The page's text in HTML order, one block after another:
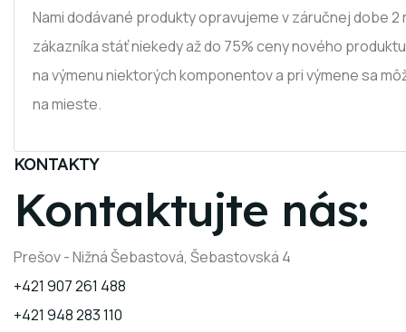
Nami dodávané produkty opravujeme v záručnej dobe
zákazníka stáť niekedy až do 75% ceny nového
na výmenu niektorých komponentov a pri výmene sa
na mieste.
KONTAKTY
Kontaktujte nás:
Prešov - Nižná Šebastová, Šebastovská 4
+421 907 261 488
+421 948 283 110